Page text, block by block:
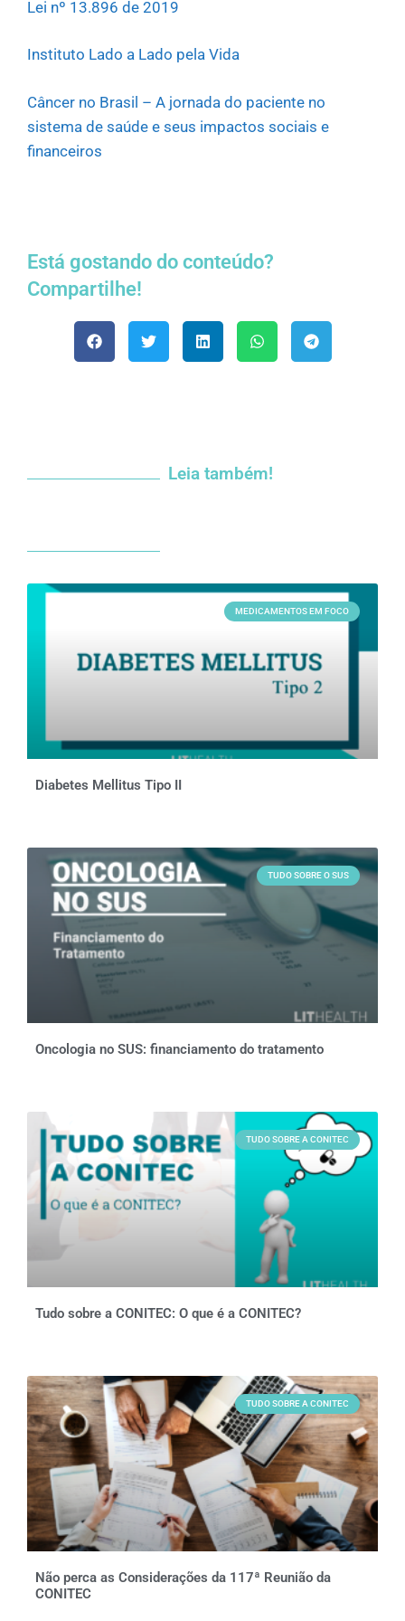
Lei nº 13.896 de 2019
Instituto Lado a Lado pela Vida
Câncer no Brasil – A jornada do paciente no
sistema de saúde e seus impactos sociais e
financeiros
Está gostando do conteúdo?
Compartilhe!
Leia também!
MEDICAMENTOS EM FOCO
Diabetes Mellitus Tipo II
TUDO SOBRE O SUS
Oncologia no SUS: financiamento do tratamento
TUDO SOBRE A CONITEC
Tudo sobre a CONITEC: O que é a CONITEC?
TUDO SOBRE A CONITEC
Não perca as Considerações da 117ª Reunião da
CONITEC